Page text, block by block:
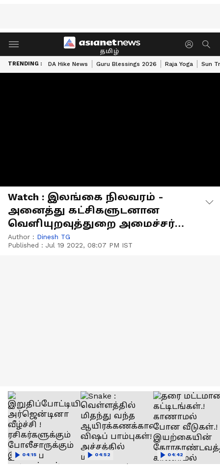
தமிழ்
TRENDING : DA Hike News Guru Blessings 2026 Raja Yoga Sun
Watch : இலங்கை நிலவரம் -
அனைத்து கட்சிகளுடனான
வெளியுறவுத்துறை அமைச்சர்
கூட்டம்!
Author : Dinesh TG
Published : Jul 19 2022, 08:07 PM IST
04:15 04:52 04:42